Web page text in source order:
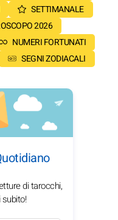
SETTIMANALE
2026
NUMERI FORTUNATI
SEGNI ZODIACALI
di tarocchi,